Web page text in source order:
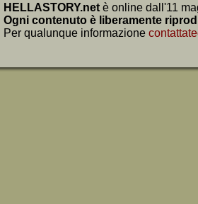
HELLASTORY.net è online dall'11
Ogni contenuto è liberamente
Per qualunque informazione